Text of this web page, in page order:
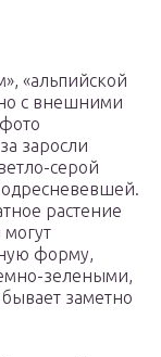
«альпийской
с внешними
заросли
серой
одресневевшей.
растение
могут
форму,
зелеными,
заметно